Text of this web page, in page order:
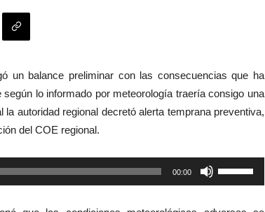
un balance preliminar con las consecuencias que ha
lo informado por meteorología traería consigo una
autoridad regional decretó alerta temprana preventiva,
del COE regional.
00:00
las